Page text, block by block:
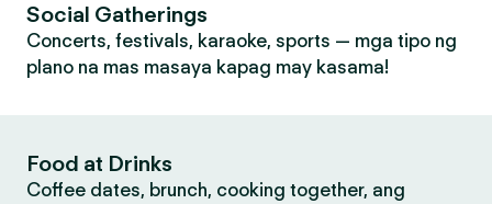
Social Gatherings
Concerts, festivals, karaoke, sports — mga tipo ng
plano na mas masaya kapag may kasama!
Food at Drinks
Coffee dates, brunch, cooking together, ang